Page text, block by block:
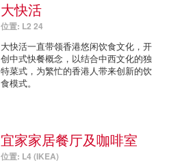
大快活
位置: L2 24
大快活一直带领香港悠闲饮食文化，开
创中式快餐概念，以结合中西文化的独
特菜式，为繁忙的香港人带来创新的饮
食模式。
宜家家居餐厅及咖啡室
位置: L4 (IKEA)